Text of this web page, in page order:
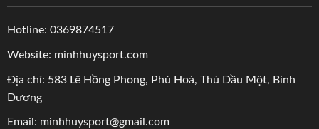
Hotline: 0369874517
Website: minhhuysport.com
Địa chỉ: 583 Lê Hồng Phong, Phú Hoà, Thủ Dầu Một, Bình
Dương
Email: minhhuysport@gmail.com